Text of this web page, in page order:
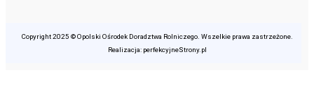
Copyright 2025 © Opolski Ośrodek Doradztwa Rolniczego. Wszelkie prawa zastrzeżone.
Realizacja: perfekcyjneStrony.pl